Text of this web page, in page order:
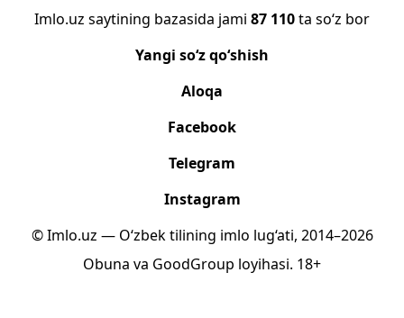
Imlo.uz saytining bazasida jami 87 110ta so‘z bor
Yangi so‘z qo‘shish
Aloqa
Facebook
Telegram
Instagram
© Imlo.uz — O‘zbek tilining imlo lug‘ati, 2014–2026
Obuna va GoodGroup loyihasi. 18+